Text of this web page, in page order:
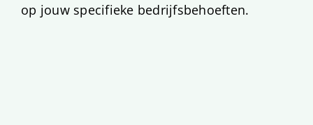
op jouw specifieke bedrijfsbehoeften.